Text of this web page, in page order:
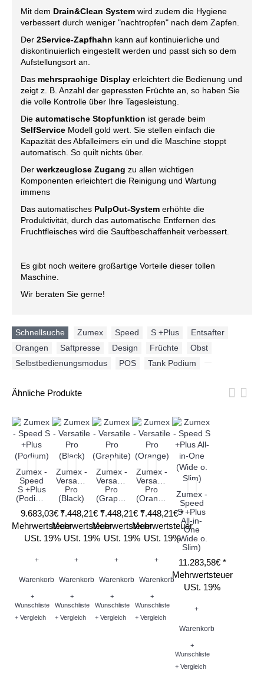
Mit dem Drain&Clean System wird zudem die Hygiene
verbessert durch weniger "nachtropfen" nach dem Zapfen.
Der 2Service-Zapfhahn kann auf kontinuierliche und
diskontinuierlich eingestellt werden und passt sich so dem
Aufstellungsort an.
Das mehrsprachige Display erleichtert die Bedienung und
zeigt z. B. Anzahl der gepressten Früchte an, so haben Sie
die volle Kontrolle über Ihre Tagesleistung.
Die automatische Stopfunktion ist gerade beim
SelfService Modell gold wert. Sie stellen einfach die
Kapazität des Abfalleimers ein und die Maschine stoppt
automatisch. So quilt nichts über.
Der werkzeuglose Zugang zu allen wichtigen
Komponenten erleichtert die Reinigung und Wartung
immens
Das automatisches PulpOut-System erhöhte die
Produktivität, durch das automatische Entfernen des
Fruchtfleisches wird die Sauftbeschaffenheit verbessert.
Es gibt noch weitere großartige Vorteile dieser tollen
Maschine.
Wir beraten Sie gerne!
Schnellsuche Zumex Speed S +Plus Entsafter
Orangen
Saftpresse Design Früchte Obst
Selbstbedienungsmodus
POS Tank Podium
Ähnliche Produkte
Zumex -
Speed
S +Plus
9.683,03€ *
Mehrwertsteuer
USt. 19%
+
Warenkorb
+
Wunschliste
+ Vergleich
Zumex -
Versatile
Pro
(Black)
7.448,21€ *
Mehrwertsteuer
USt. 19%
+
Warenkorb
+
Wunschliste
+ Vergleich
Zumex -
Versatile
Pro
(Graphite)
7.448,21€ *
Mehrwertsteuer
USt. 19%
+
Warenkorb
+
Wunschliste
+ Vergleich
Zumex -
Versatile
Pro
7.448,21€ *
Mehrwertsteuer
USt. 19%
+
Warenkorb
+
Wunschliste
+ Vergleich
Zumex -
Speed
S +Plus
All-in-
One
(Wide o.
Slim)
11.283,58€ *
Mehrwertsteuer
USt. 19%
+
Warenkorb
+
Wunschliste
+ Vergleich